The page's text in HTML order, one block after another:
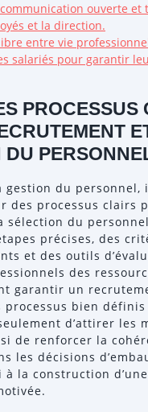
ouverte et
et la direction.
entre vie
salariés pour garantir
PROCESSUS
DU
gestion du personnel,
des processus clairs
sélection du
précises, des
et des outils
des
garantir un
processus bien définis
d’attirer les
de renforcer la
les décisions
la construction